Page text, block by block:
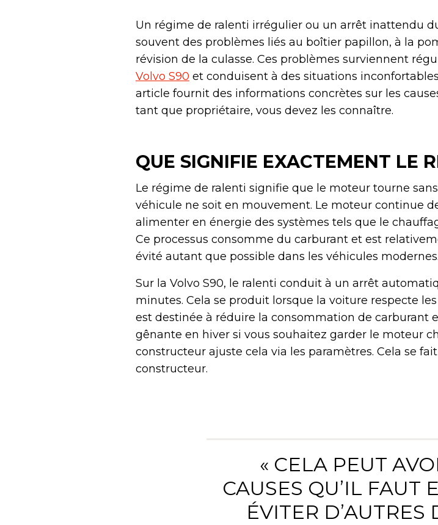
Un régime de ralenti irrégulier ou un arrêt inattendu
souvent des problèmes liés au boîtier papillon, à la
révision de la culasse. Ces problèmes surviennent
Volvo S90 et conduisent à des situations
article fournit des informations concrètes sur les
tant que propriétaire, vous devez les connaître.
QUE SIGNIFIE EXACTEMENT LE
Le régime de ralenti signifie que le moteur tourne
véhicule ne soit en mouvement. Le moteur continue
alimenter en énergie des systèmes tels que le
Ce processus consomme du carburant et est
évité autant que possible dans les véhicules modernes.
Sur la Volvo S90, le ralenti conduit à un arrêt
minutes. Cela se produit lorsque la voiture respecte
est destinée à réduire la consommation de carburant
gênante en hiver si vous souhaitez garder le moteur
constructeur ajuste cela via les paramètres. Cela se
constructeur.
« CELA PEUT
CAUSES QU’IL FAUT
ÉVITER D’AUTRES